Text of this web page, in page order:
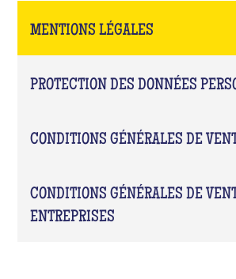
MENTIONS LÉGALES
PROTECTION DES DONNÉES
CONDITIONS GÉNÉRALES DE
CONDITIONS GÉNÉRALES DE
ENTREPRISES